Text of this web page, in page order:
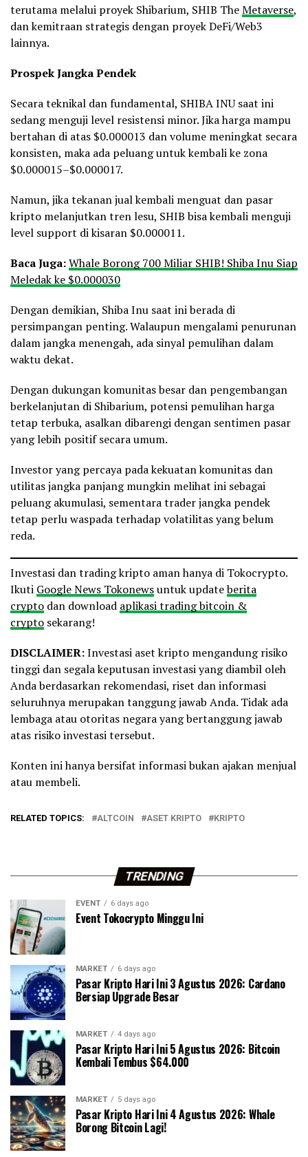
terutama melalui proyek Shibarium, SHIB TheMetaverse,
dan kemitraan strategis dengan proyek DeFi/Web3
lainnya.
Prospek Jangka Pendek
Secara teknikal dan fundamental, SHIBA INU saat ini
sedang menguji level resistensi minor. Jika harga mampu
bertahan di atas $0.000013 dan volume meningkat secara
konsisten, maka ada peluang untuk kembali ke zona
$0.000015–$0.000017.
Namun, jika tekanan jual kembali menguat dan pasar
kripto melanjutkan tren lesu, SHIB bisa kembali menguji
level support di kisaran $0.000011.
Baca Juga:Whale Borong 700 Miliar SHIB! Shiba Inu Siap
Meledak ke $0.000030
Dengan demikian, Shiba Inu saat ini berada di
persimpangan penting. Walaupun mengalami penurunan
dalam jangka menengah, ada sinyal pemulihan dalam
waktu dekat.
Dengan dukungan komunitas besar dan pengembangan
berkelanjutan di Shibarium, potensi pemulihan harga
tetap terbuka, asalkan dibarengi dengan sentimen pasar
yang lebih positif secara umum.
Investor yang percaya pada kekuatan komunitas dan
utilitas jangka panjang mungkin melihat ini sebagai
peluang akumulasi, sementara trader jangka pendek
tetap perlu waspada terhadap volatilitas yang belum
reda.
Investasi dan trading kripto aman hanya di Tokocrypto.
Ikuti Google News Tokonewsuntuk updateberita
crypto dan download aplikasi trading bitcoin &
crypto sekarang!
DISCLAIMER:Investasi aset kripto mengandung risiko
tinggi dan segala keputusan investasi yang diambil oleh
Anda berdasarkan rekomendasi, riset dan informasi
seluruhnya merupakan tanggung jawab Anda. Tidak ada
lembaga atau otoritas negara yang bertanggung jawab
atas risiko investasi tersebut.
Konten ini hanya bersifat informasi bukan ajakan menjual
atau membeli.
RELATED TOPICS: ALTCOIN ASET KRIPTO KRIPTO
TRENDING
EVENT 6 days ago
Event Tokocrypto Minggu Ini
MARKET 6 days ago
Pasar Kripto Hari Ini 3 Agustus 2026: Cardano
Bersiap Upgrade Besar
MARKET 4 days ago
Pasar Kripto Hari Ini 5 Agustus 2026: Bitcoin
Kembali Tembus $64.000
MARKET 5 days ago
Pasar Kripto Hari Ini 4 Agustus 2026: Whale
Borong Bitcoin Lagi!